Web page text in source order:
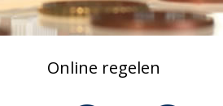
Online regelen